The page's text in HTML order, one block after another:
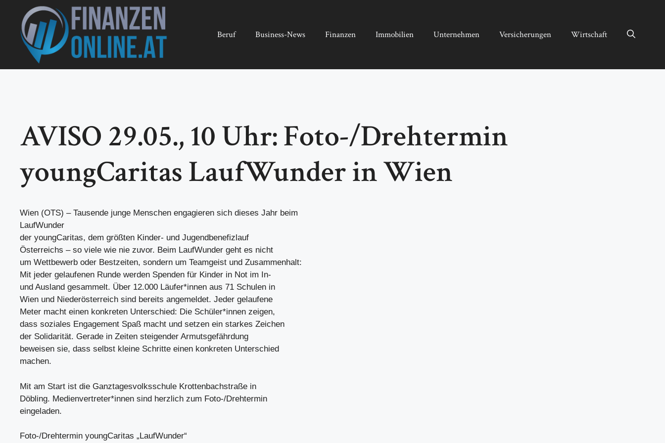
springen
Beruf Business-News Finanzen Immobilien Unternehmen Versicherungen Wirtschaft
AVISO 29.05., 10 Uhr: Foto-/Drehtermin
youngCaritas LaufWunder in Wien
Wien (OTS) – Tausende junge Menschen engagieren sich dieses Jahr beim
LaufWunder
der youngCaritas, dem größten Kinder- und Jugendbenefizlauf
Österreichs – so viele wie nie zuvor. Beim LaufWunder geht es nicht
um Wettbewerb oder Bestzeiten, sondern um Teamgeist und Zusammenhalt:
Mit jeder gelaufenen Runde werden Spenden für Kinder in Not im In-
und Ausland gesammelt. Über 12.000 Läufer*innen aus 71 Schulen in
Wien und Niederösterreich sind bereits angemeldet. Jeder gelaufene
Meter macht einen konkreten Unterschied: Die Schüler*innen zeigen,
dass soziales Engagement Spaß macht und setzen ein starkes Zeichen
der Solidarität. Gerade in Zeiten steigender Armutsgefährdung
beweisen sie, dass selbst kleine Schritte einen konkreten Unterschied
machen.
Mit am Start ist die Ganztagesvolksschule Krottenbachstraße in
Döbling. Medienvertreter*innen sind herzlich zum Foto-/Drehtermin
eingeladen.
Foto-/Drehtermin youngCaritas „LaufWunder“